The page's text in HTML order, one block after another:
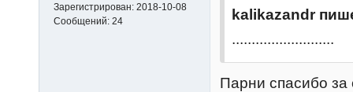
Зарегистрирован: 2018-10-08
Сообщений: 24
kalikazandr
..........................
Парни спасибо за